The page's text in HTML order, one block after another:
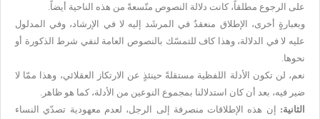
على الرجوع مطلقاً، كانت دلالة النصوص متّسعةً من هذه الناحية أيضاً.
وبعبارةٍ أخرى، الإطلاق منعقدٌ في المرشَد إليه لا في الإرشاد، وفي المدلول
عليه لا في الدلالة، وهذا كاف للتمسّك بالنصوص العامة لنفي شرط الذكورة أو
نحوها.
نعم، لن تكون الأدلة اللفظية مستقلةً حينئذٍ عن الارتكاز العقلائي، وهذا ممّا لا
ضير فيه، بعد أن كان استدلالنا بمجموع النوعين من الأدلة، كما هو ظاهر.
الثانية:
إن هذه الإطلاقات منصرفة إلى الرجل، لعدم معهودية تصدّي النساء